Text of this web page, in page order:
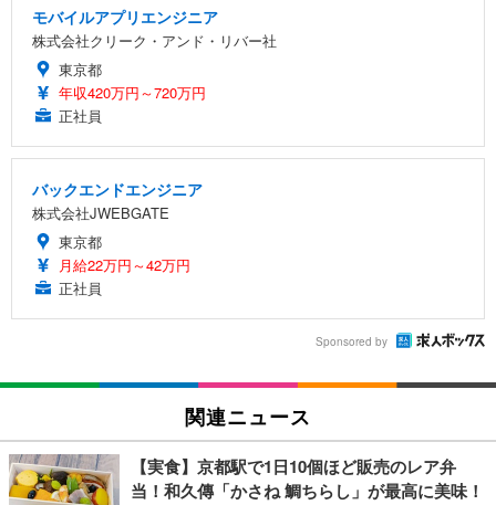
モバイルアプリエンジニア
株式会社クリーク・アンド・リバー社
東京都
年収420万円～720万円
正社員
バックエンドエンジニア
株式会社JWEBGATE
東京都
月給22万円～42万円
正社員
Sponsored by
関連ニュース
【実食】京都駅で1日10個ほど販売のレア弁
当！和久傳「かさね 鯛ちらし」が最高に美味！